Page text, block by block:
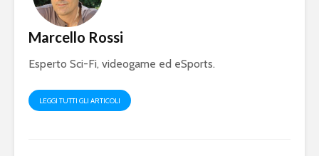
Marcello Rossi
Esperto Sci-Fi, videogame ed eSports.
LEGGI TUTTI GLI ARTICOLI